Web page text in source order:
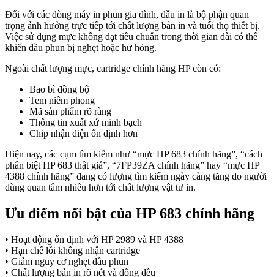
Đối với các dòng máy in phun gia đình, đầu in là bộ phận quan
trọng ảnh hưởng trực tiếp tới chất lượng bản in và tuổi thọ thiết bị.
Việc sử dụng mực không đạt tiêu chuẩn trong thời gian dài có thể
khiến đầu phun bị nghẹt hoặc hư hỏng.
Ngoài chất lượng mực, cartridge chính hãng HP còn có:
Bao bì đồng bộ
Tem niêm phong
Mã sản phẩm rõ ràng
Thông tin xuất xứ minh bạch
Chip nhận diện ổn định hơn
Hiện nay, các cụm tìm kiếm như “mực HP 683 chính hãng”, “cách
phân biệt HP 683 thật giả”, “7FP39ZA chính hãng” hay “mực HP
4388 chính hãng” đang có lượng tìm kiếm ngày càng tăng do người
dùng quan tâm nhiều hơn tới chất lượng vật tư in.
Ưu điểm nổi bật của HP 683 chính hãng
• Hoạt động ổn định với HP 2989 và HP 4388
• Hạn chế lỗi không nhận cartridge
• Giảm nguy cơ nghẹt đầu phun
• Chất lượng bản in rõ nét và đồng đều